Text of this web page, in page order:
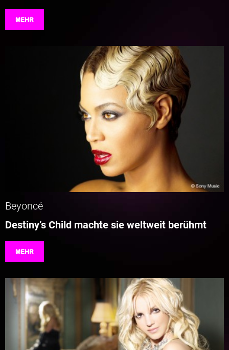
MEHR
Beyoncé
Destiny’s Child machte sie weltweit berühmt
MEHR